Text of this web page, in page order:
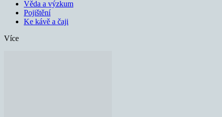
Věda a výzkum
Pojištění
Ke kávě a čaji
Více